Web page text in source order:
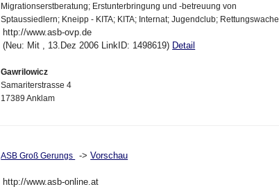
Migrationserstberatung; Erstunterbringung und -betreuung von
Sptaussiedlern; Kneipp - KITA; KITA; Internat; Jugendclub; Rettungswache
http://www.asb-ovp.de
(Neu: Mit , 13.Dez 2006 LinkID: 1498619) Detail
Gawrilowicz
Samariterstrasse 4
17389 Anklam
ASB Groß Gerungs ->Vorschau
http://www.asb-online.at